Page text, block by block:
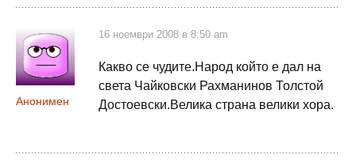
Анонимен
16 ноември 2008 в 8:50 am
Какво се чудите.Народ който е дал на
света Чайковски Рахманинов Толстой
Достоевски.Велика страна велики хора.